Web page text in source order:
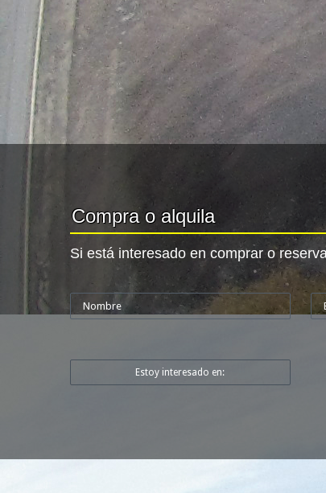
Compra o alquila
Si está interesado en comprar o
Estoy interesado en: